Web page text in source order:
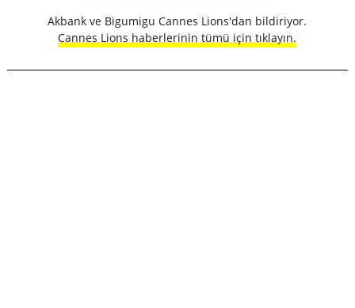
Akbank ve Bigumigu Cannes Lions'dan bildiriyor.
Cannes Lions haberlerinin tümü için tıklayın.